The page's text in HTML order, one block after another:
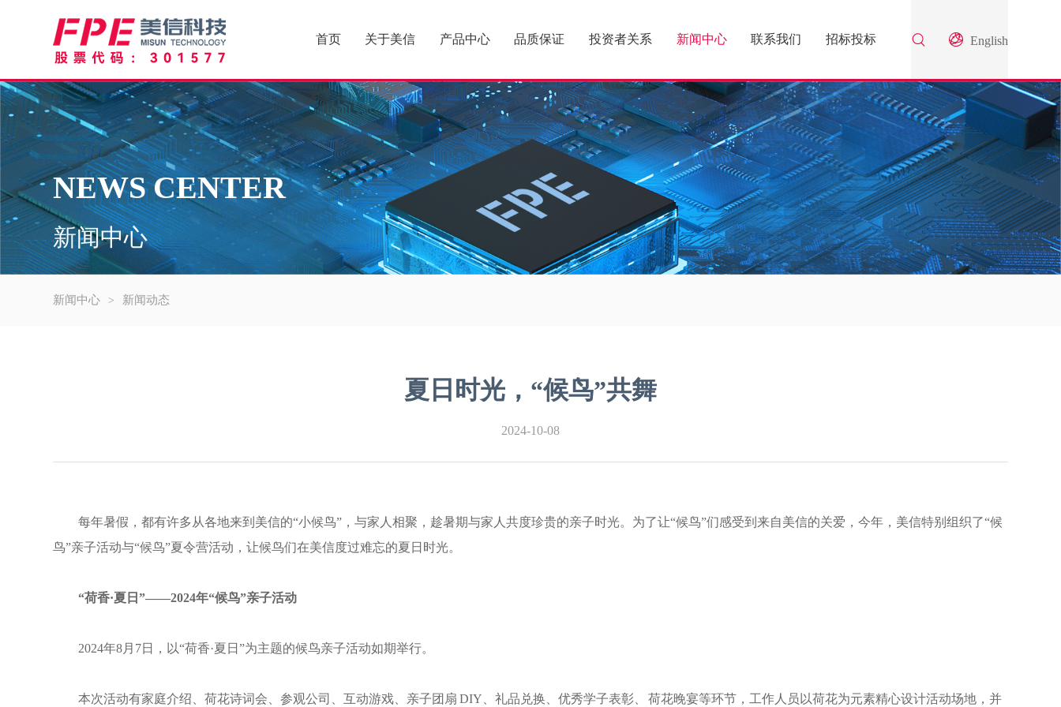
首页 关于美信 产品中心 品质保证 投资者关系 新闻中心 联系我们 招标投标 English
NEWS CENTER
新闻中心
新闻中心 > 新闻动态
夏日时光，“候鸟”共舞
2024-10-08
每年暑假，都有许多从各地来到美信的“小候鸟”，与家人相聚，趁暑期与家人共度珍贵的亲子时光。为了让“候鸟”们感受到来自美信的关爱，今年，美信特别组织了“候
鸟”亲子活动与“候鸟”夏令营活动，让候鸟们在美信度过难忘的夏日时光。
“荷香·夏日”——2024年“候鸟”亲子活动
2024年8月7日，以“荷香·夏日”为主题的候鸟亲子活动如期举行。
本次活动有家庭介绍、荷花诗词会、参观公司、互动游戏、亲子团扇 DIY、礼品兑换、优秀学子表彰、 荷花晚宴等环节，工作人员以荷花为元素精心设计活动场地，并